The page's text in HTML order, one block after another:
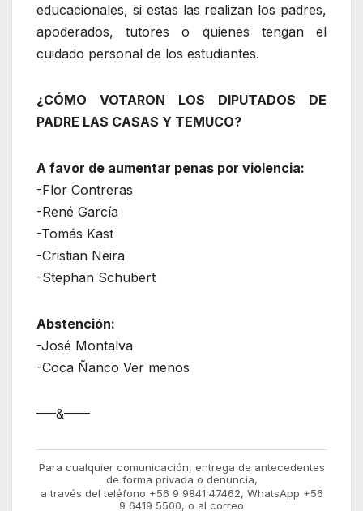
educacionales, si estas las realizan los padres,
apoderados, tutores o quienes tengan el
cuidado personal de los estudiantes.
¿CÓMO VOTARON LOS DIPUTADOS DE
PADRE LAS CASAS Y TEMUCO?
A favor de aumentar penas por violencia:
-Flor Contreras
-René García
-Tomás Kast
-Cristian Neira
-Stephan Schubert
Abstención:
-José Montalva
-Coca Ñanco Ver menos
—–&——
Para cualquier comunicación, entrega de antecedentes
de forma privada o denuncia,
a través del teléfono +56 9 9841 47462, WhatsApp +56
9 6419 5500, o al correo